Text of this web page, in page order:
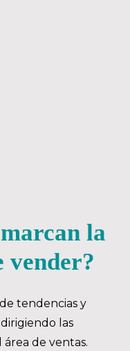
la
vender?
tendencias y
las
área de ventas.